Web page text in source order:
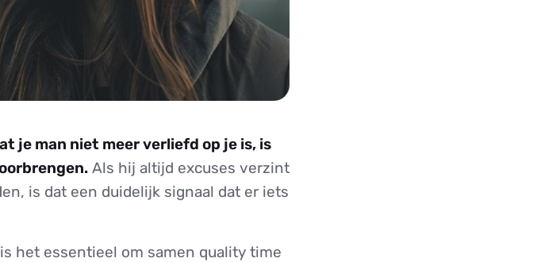
je man niet meer verliefd op je is, is
Als hij altijd excuses verzint
is dat een duidelijk signaal dat er iets
het essentieel om samen quality time